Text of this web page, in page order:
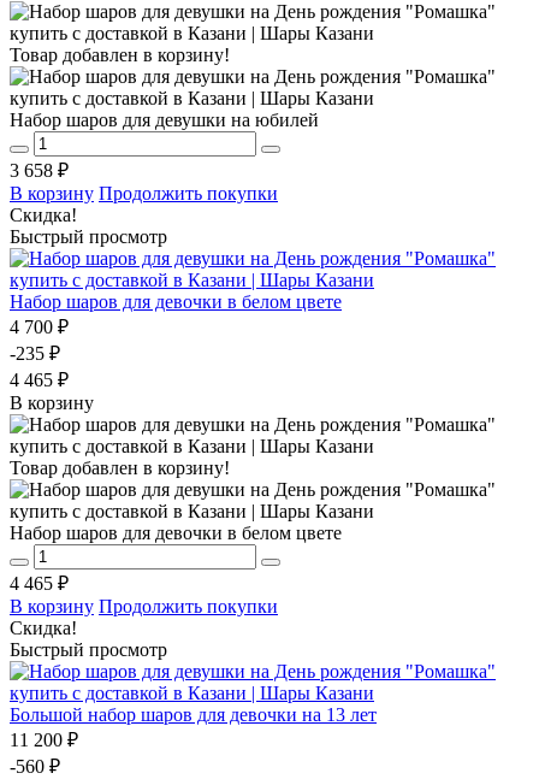
Товар добавлен в корзину!
Набор шаров для девушки на юбилей
3 658 ₽
В корзину Продолжить покупки
Скидка!
Быстрый просмотр
Набор шаров для девочки в белом цвете
4 700 ₽
-235 ₽
4 465 ₽
В корзину
Товар добавлен в корзину!
Набор шаров для девочки в белом цвете
4 465 ₽
В корзину Продолжить покупки
Скидка!
Быстрый просмотр
Большой набор шаров для девочки на 13 лет
11 200 ₽
-560 ₽